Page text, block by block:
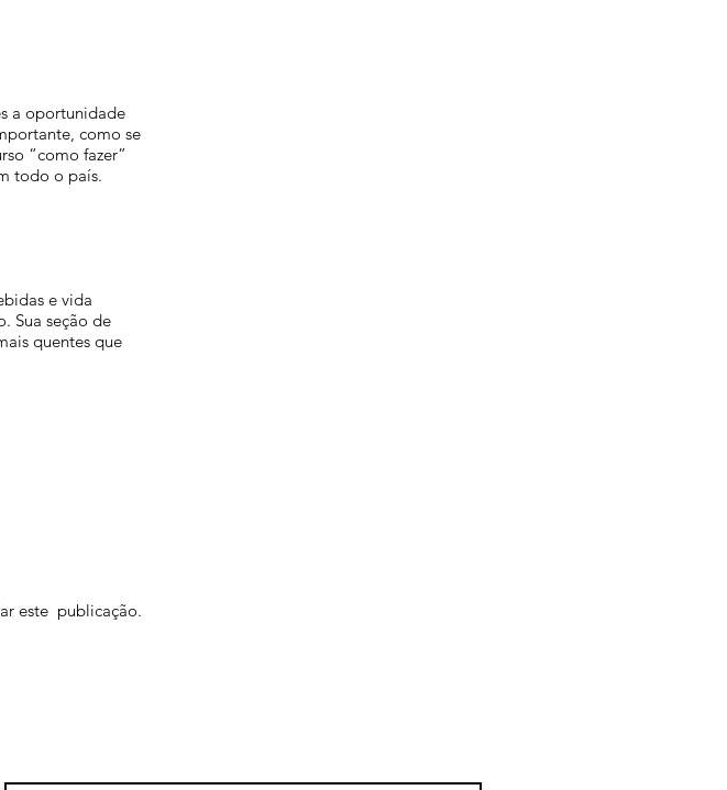
a oportunidade
como se
“como fazer”
todo o país.
e vida
Sua seção de
quentes que
este publicação.